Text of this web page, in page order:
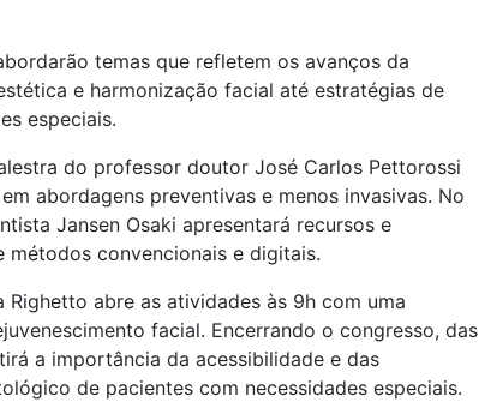
temas que refletem os avanços da
e harmonização facial até estratégias de
especiais.
do professor doutor José Carlos Pettorossi
abordagens preventivas e menos invasivas. No
Jansen Osaki apresentará recursos e
convencionais e digitais.
abre as atividades às 9h com uma
facial. Encerrando o congresso, das
a importância da acessibilidade e das
de pacientes com necessidades especiais.